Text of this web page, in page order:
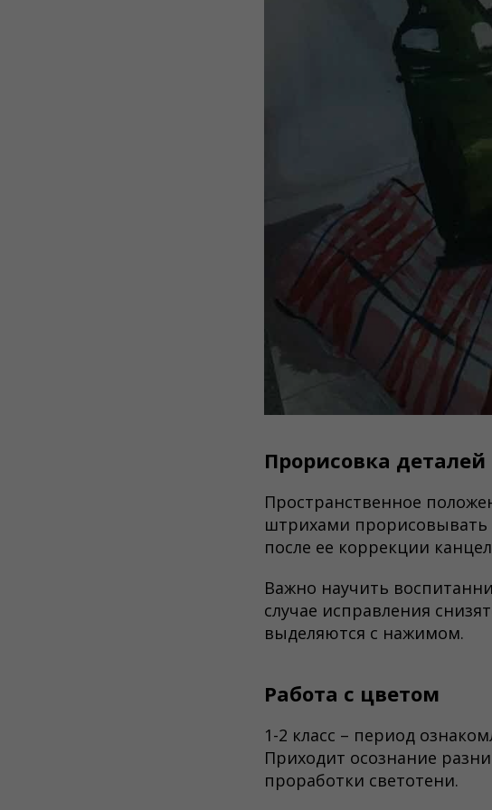
Прорисовка деталей
Пространственное
штрихами
после ее коррекции
Важно научить
случае исправления
выделяются с нажимом.
Работа с цветом
1-2 класс – период
Приходит осознание
проработки светотени.